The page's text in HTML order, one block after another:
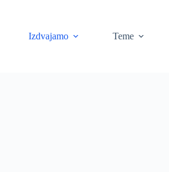
Izdvajamo Teme